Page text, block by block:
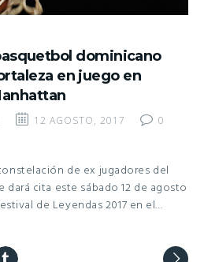
dominicano
en juego en
12 AGOSTO, 2017 0
de ex jugadores del
cita este sábado 12 de agosto
de Leyendas 2017 en el…